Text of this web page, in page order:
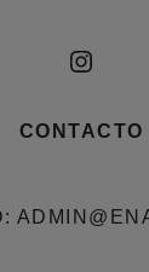
CONTACTO